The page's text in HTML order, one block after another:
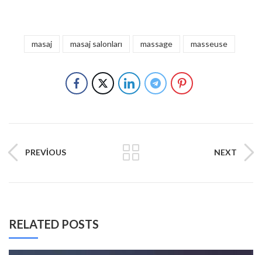
masaj masaj salonları massage masseuse
PREVIOUS NEXT
RELATED POSTS